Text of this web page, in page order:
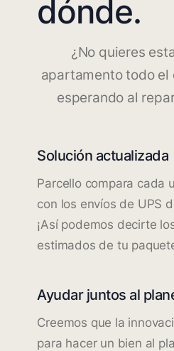
dónde.
¿No quieres
apartamento todo el
esperando al
Solución actualizada
Parcello compara cada
con los envíos de UPS
¡Así podemos decirte
estimados de tu
Ayudar juntos al
Creemos que la
para hacer un bien al